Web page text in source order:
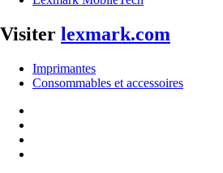
Visiter lexmark.com
Imprimantes
Consommables et accessoires